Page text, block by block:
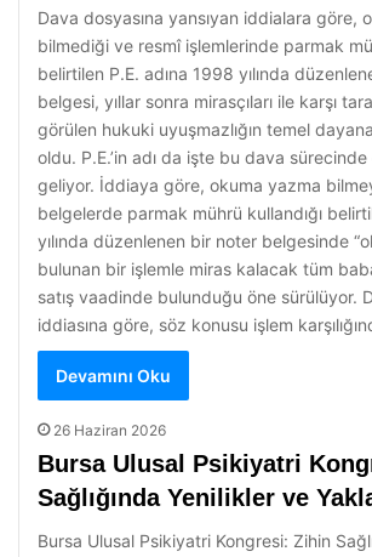
Dava dosyasına yansıyan iddialara göre,
bilmediği ve resmî işlemlerinde parmak
belirtilen P.E. adına 1998 yılında
belgesi, yıllar sonra mirasçıları ile karşı
görülen hukuki uyuşmazlığın temel
oldu. P.E.’in adı da işte bu dava
geliyor. İddiaya göre, okuma yazma
belgelerde parmak mührü kullandığı
yılında düzenlenen bir noter belgesinde
bulunan bir işlemle miras kalacak tüm
satış vaadinde bulunduğu öne sürülüyor.
iddiasına göre, söz konusu işlem
Devamını Oku
26 Haziran 2026
Bursa Ulusal Psikiyatri
Sağlığında Yenilikler ve
Bursa Ulusal Psikiyatri Kongresi: Zihin